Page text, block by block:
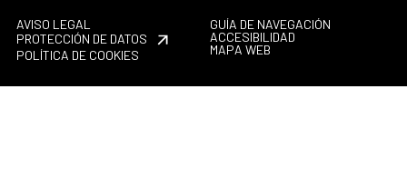
AVISO LEGAL
PROTECCIÓN DE DATOS
POLÍTICA DE COOKIES
GUÍA DE NAVEGACIÓN
ACCESIBILIDAD
MAPA WEB